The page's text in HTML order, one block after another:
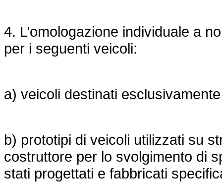
4. L’omologazione individuale a
per i seguenti veicoli:
a) veicoli destinati
b) prototipi di veicoli utilizzati su
costruttore per lo svolgimento di
stati progettati e fabbricati